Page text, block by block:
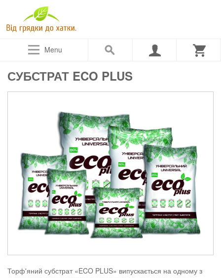
Menu
СУБСТРАТ ECO PLUS
Торф'яний субстрат «ECO PLUS» випускається на одному з